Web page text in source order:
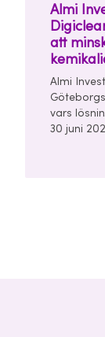
Almi
att
Almi
vars
30 juni